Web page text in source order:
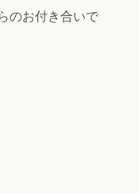
のお付き合いで